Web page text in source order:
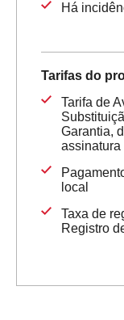
Há
Tarifas do
Tarifa de
Garantia,
assinatura
local
Taxa de
Registro